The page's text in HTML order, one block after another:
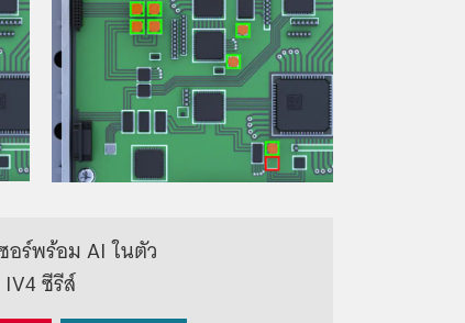
อร์พร้อม AI ในตัว
IV4 ซีรีส์